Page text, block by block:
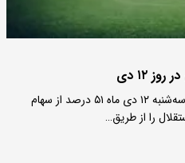
۱۲ دی
سازمان خصوصی‌سازی اعلام کرده روز سه‌شنبه ۱۲ دی ماه ۵۱ درصد از سهام
را از طریق…